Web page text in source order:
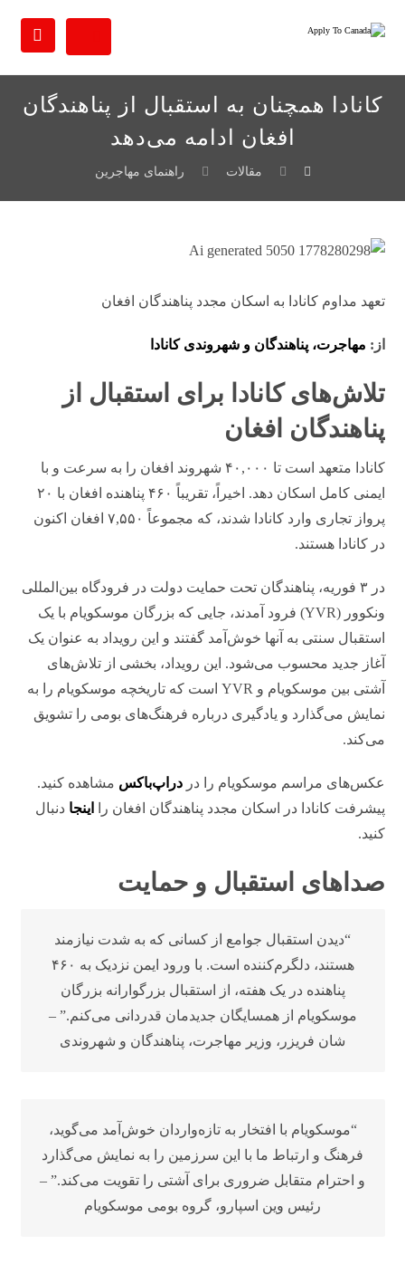
کانادا همچنان به استقبال از پناهندگان
افغان ادامه می‌دهد
مقالات راهنمای مهاجرین
تعهد مداوم کانادا به اسکان مجدد پناهندگان افغان
از: مهاجرت، پناهندگان و شهروندی کانادا
تلاش‌های کانادا برای استقبال از
پناهندگان افغان
کانادا متعهد است تا ۴۰,۰۰۰ شهروند افغان را به سرعت و با
ایمنی کامل اسکان دهد. اخیراً، تقریباً ۴۶۰ پناهنده افغان با ۲۰
پرواز تجاری وارد کانادا شدند، که مجموعاً ۷,۵۵۰ افغان اکنون
در کانادا هستند.
در ۳ فوریه، پناهندگان تحت حمایت دولت در فرودگاه بین‌المللی
ونکوور (YVR) فرود آمدند، جایی که بزرگان موسکویام با یک
استقبال سنتی به آنها خوش‌آمد گفتند و این رویداد به عنوان یک
آغاز جدید محسوب می‌شود. این رویداد، بخشی از تلاش‌های
آشتی بین موسکویام و YVR است که تاریخچه موسکویام را به
نمایش می‌گذارد و یادگیری درباره فرهنگ‌های بومی را تشویق
می‌کند.
عکس‌های مراسم موسکویام را دردراپ‌باکس مشاهده کنید.
پیشرفت کانادا در اسکان مجدد پناهندگان افغان را
اینجا دنبال
کنید.
صداهای استقبال و حمایت
“دیدن استقبال جوامع از کسانی که به شدت نیازمند
هستند، دلگرم‌کننده است. با ورود ایمن نزدیک به ۴۶۰
پناهنده در یک هفته، از استقبال بزرگوارانه بزرگان
موسکویام از همسایگان جدیدمان قدردانی می‌کنم.” –
شان فریزر، وزیر مهاجرت، پناهندگان و شهروندی
“موسکویام با افتخار به تازه‌واردان خوش‌آمد می‌گوید،
فرهنگ و ارتباط ما با این سرزمین را به نمایش می‌گذارد
و احترام متقابل ضروری برای آشتی را تقویت می‌کند.” –
رئیس وین اسپارو، گروه بومی موسکویام